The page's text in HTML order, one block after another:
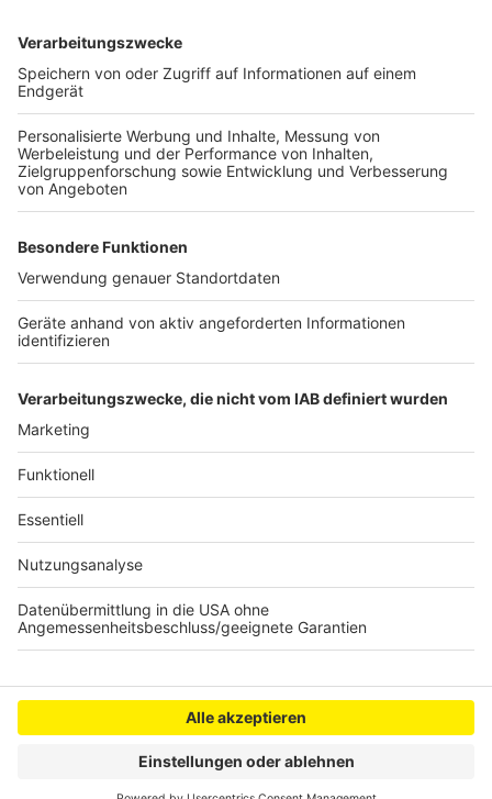
zur Verfügung stehen. Auch die bestehenden Anlagen
werden während des laufenden Umbaus saniert.
Weitere Themen von Rhein und Erft
Anklage nach Massenkarambolage in Köln
fallengelassen
Brutale Messerattacke am Hürther Busbahnhof
Neue Wohnungen für Elsdorf
Anzeige
Anzeige